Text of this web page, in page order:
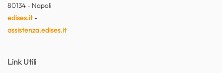
80134 - Napoli
edises.it-
assistenza.edises.it
Link Utili